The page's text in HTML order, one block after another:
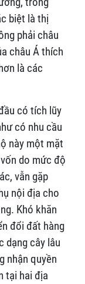
biệt là thị
phải châu
châu Á thích
là các
có tích lũy
có nhu cầu
này một mặt
do mức độ
vẫn gặp
nội địa cho
Khó khăn
đổi đất hàng
dạng cây lâu
nhận quyền
tại hai địa